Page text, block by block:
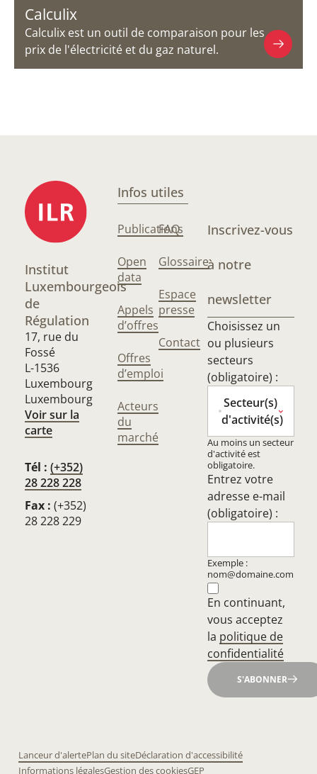
Calculix
Calculix est un outil de comparaison pour les
prix de l'électricité et du gaz naturel.
Institut
Luxembourgeois
de
Régulation
17, rue du
Fossé
L-1536
Luxembourg
Luxembourg
Voir sur la
carte
Tél : (+352)
28 228 228
Fax : (+352)
28 228 229
Infos utiles
Publications
Open
data
Appels
d’offres
Offres
d’emploi
Acteurs
du
marché
FAQ
Glossaire
Espace
presse
Contact
Inscrivez-vous
à notre
newsletter
Choisissez un
ou plusieurs
secteurs
(obligatoire) :
Secteur(s)
d'activité(s)
Au moins un secteur
d'activité est
obligatoire.
Entrez votre
adresse e-mail
(obligatoire) :
Exemple :
nom@domaine.com
En continuant,
vous acceptez
la politique de
confidentialité
S'ABONNER
Lanceur d'alertePlan du siteDéclaration d'accessibilité
Informations légalesGestion des cookiesGEP